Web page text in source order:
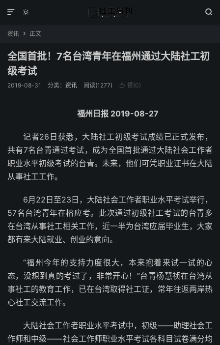
 

资讯  正文
全国首批！7名台湾青年在福州通过大陆社工初
级考试
2019-08-31 分类： 资讯 阅读(1277)  赞(0)
福州日报 2019-08-27
记者26日获悉，大陆社工初级考试成绩已正式发布，
共有7名台青通过考试，成为全国首批通过大陆社会工作者
职业水平初级考试的台青。未来，他们可凭职业证书在大陆
从事社工工作。
6月22日至23日，大陆社会工作者职业水平考试举行，
57名台湾青年在榕应考。此次通过初级社工考试的台青多
在台湾从事社工相关工作，近一半为台湾应届毕业生，大家
都有来大陆就业、创业的意向。
“福州今年的支持力度很大，本来抱着来试一试的心
态，没想到真的考过了，非常开心！”台青杨慧祯在台湾从
事社工的教育工作，已在台湾取得社工证，常年往返两岸热
心社工交流工作。
大陆社会工作者职业水平考试中，初级——助理社会工
作师和中级——社会工作师职业水平考试各科目试卷满分均